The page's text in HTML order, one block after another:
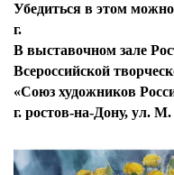
Убедиться в этом
г.
В выставочном зале
Всероссийской
«Союз художников
г. ростов-на-Дону, ул. М.